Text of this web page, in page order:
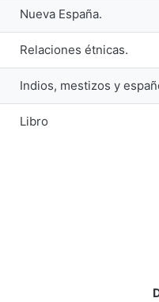
Nueva España.
Relaciones étnicas.
Indios, mestizos y
Libro